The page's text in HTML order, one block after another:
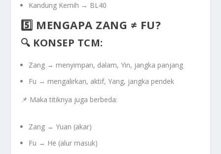
Kandung Kemih → BL40
5️⃣ MENGAPA ZANG ≠ FU?
🔍 KONSEP TCM:
Zang → menyimpan, dalam, Yin, jangka panjang
Fu → mengalirkan, aktif, Yang, jangka pendek
📌 Maka titiknya juga berbeda:
Zang → Yuan (akar)
Fu → He (alur masuk)